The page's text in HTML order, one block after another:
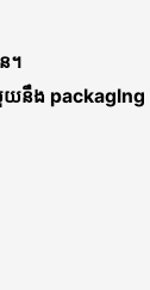
។
មួយនឹង